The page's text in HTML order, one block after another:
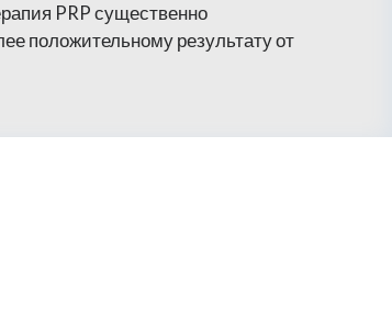
PRP существенно
положительному результату от